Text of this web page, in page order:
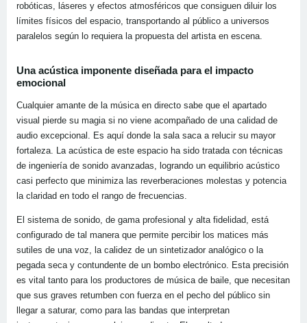
robóticas, láseres y efectos atmosféricos que consiguen diluir los
límites físicos del espacio, transportando al público a universos
paralelos según lo requiera la propuesta del artista en escena.
Una acústica imponente diseñada para el impacto
emocional
Cualquier amante de la música en directo sabe que el apartado
visual pierde su magia si no viene acompañado de una calidad de
audio excepcional. Es aquí donde la sala saca a relucir su mayor
fortaleza. La acústica de este espacio ha sido tratada con técnicas
de ingeniería de sonido avanzadas, logrando un equilibrio acústico
casi perfecto que minimiza las reverberaciones molestas y potencia
la claridad en todo el rango de frecuencias.
El sistema de sonido, de gama profesional y alta fidelidad, está
configurado de tal manera que permite percibir los matices más
sutiles de una voz, la calidez de un sintetizador analógico o la
pegada seca y contundente de un bombo electrónico. Esta precisión
es vital tanto para los productores de música de baile, que necesitan
que sus graves retumben con fuerza en el pecho del público sin
llegar a saturar, como para las bandas que interpretan